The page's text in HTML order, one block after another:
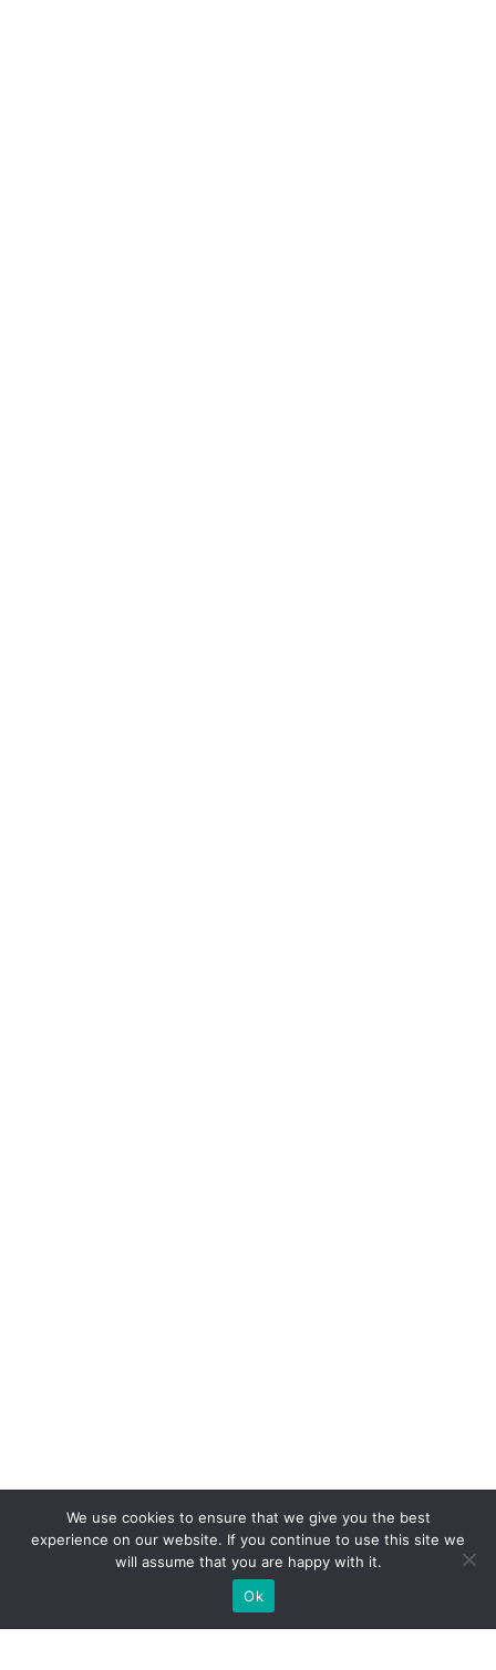
We use cookies to ensure that we give you the best
experience on our website. If you continue to use this site we
will assume that you are happy with it.
Ok